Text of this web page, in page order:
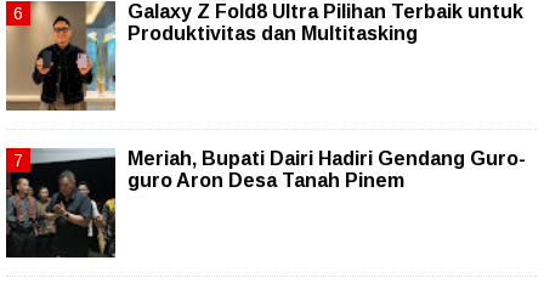
Galaxy Z Fold8 Ultra Pilihan Terbaik untuk
Produktivitas dan Multitasking
Meriah, Bupati Dairi Hadiri Gendang Guro-
guro Aron Desa Tanah Pinem